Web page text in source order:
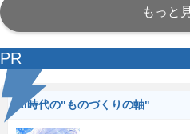
もっと
PR
AI時代の"ものづくりの軸"